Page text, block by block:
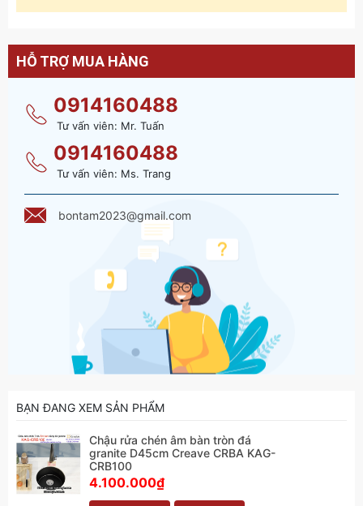
HỖ TRỢ MUA HÀNG
0914160488
Tư vấn viên: Mr. Tuấn
0914160488
Tư vấn viên: Ms. Trang
bontam2023@gmail.com
BẠN ĐANG XEM SẢN PHẨM
Chậu rửa chén âm bàn tròn đá
granite D45cm Creave CRBA KAG-
CRB100
4.100.000₫